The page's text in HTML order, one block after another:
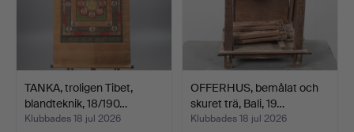
TANKA, troligen Tibet,
blandteknik, 18/190…
Klubbades 18 jul 2026
OFFERHUS, bemålat och
skuret trä, Bali, 19…
Klubbades 18 jul 2026